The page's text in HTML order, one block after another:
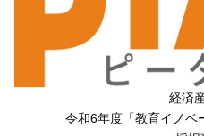
経済
令和6年度「教育イノベ